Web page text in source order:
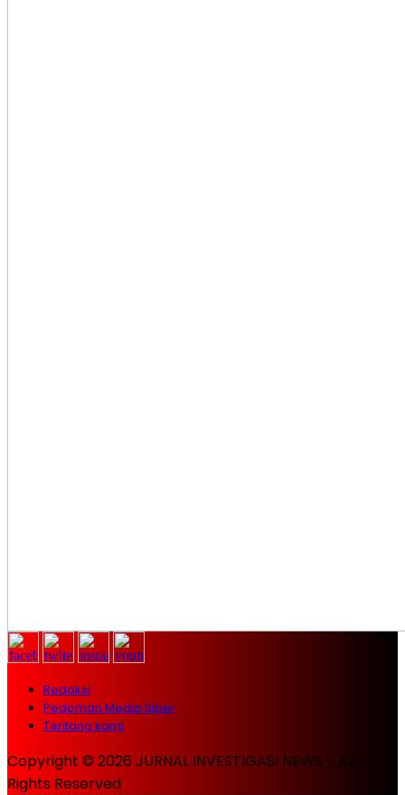
Redaksi
Pedoman Media Siber
Tentang kami
Copyright © 2026 JURNAL INVESTIGASI NEWS - All
Rights Reserved